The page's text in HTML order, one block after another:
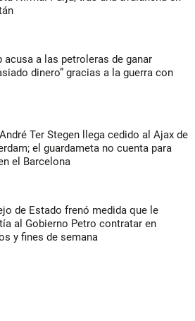
acusa a las petroleras de ganar
dinero” gracias a la guerra con
Ter Stegen llega cedido al Ajax de
el guardameta no cuenta para
el Barcelona
de Estado frenó medida que le
al Gobierno Petro contratar en
y fines de semana